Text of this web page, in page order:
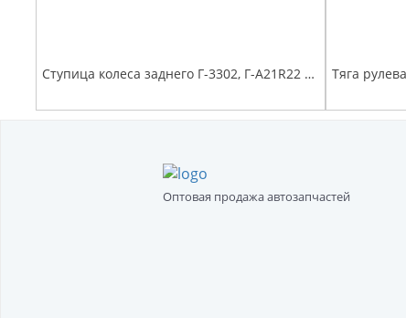
Ступица колеса заднего Г-3302, Г-А21R22 Г-ль Next с подшипниками и шпильками Тяга
Оптовая продажа автозапчастей